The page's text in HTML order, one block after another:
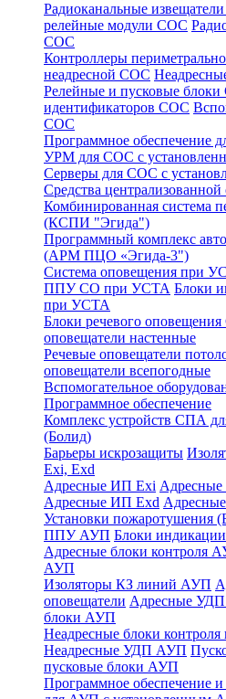
Радиоканальные
релейные модули СОС
СОС
Контроллеры
неадресной СОС
Релейные и пусковые
идентификаторов СОС
СОС
Программное
УРМ для СОС с
Серверы для СОС с
Средства
Комбинированная система
(КСПИ "Эгида")
Программный комплекс
(АРМ ПЦО «Эгида-3")
Система оповещения при
ППУ СО при УСТА Блоки
при УСТА
Блоки речевого
оповещатели настенные
Речевые оповещатели
оповещатели всепогодные
Вспомогательное
Программное обеспечение
Комплекс устройств СПА
(Болид)
Барьеры искрозащиты
Exi, Exd
Адресные ИП Exi
Адресные ИП Exd
Установки пожаротушения
ППУ АУП Блоки
Адресные блоки контроля
АУП
Изоляторы КЗ линий АУП
оповещатели Адресные
блоки АУП
Неадресные блоки
Неадресные УДП АУП
пусковые блоки АУП
Программное